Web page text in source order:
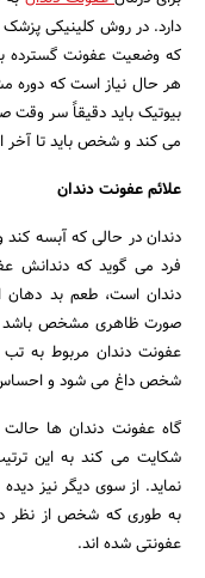
دارد. در روش کلینیکی پزشک
که وضعیت عفونت گسترده
هر حال نیاز است که
بیوتیک باید دقیقاً سر وقت
می کند و شخص باید تا آخر
علائم عفونت دندان
دندان در حالی که آبسه
فرد می گوید که دندانش
دندان است، طعم بد
صورت ظاهری مشخص باشد و
عفونت دندان مربوط به
شخص داغ می شود و
گاه عفونت دندان ها
شکایت می کند به این
نماید. از سوی دیگر نیز
به طوری که شخص از نظر
عفونتی شده اند.